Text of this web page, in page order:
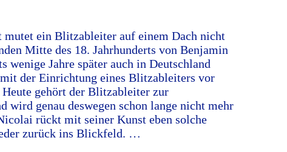
ein Blitzableiter auf einem Dach nicht
Mitte des 18. Jahrhunderts von Benjamin
wenige Jahre später auch in Deutschland
mit der Einrichtung eines Blitzableiters vor
gehört der Blitzableiter zur
wird genau deswegen schon lange nicht mehr
rückt mit seiner Kunst eben solche
zurück ins Blickfeld. …